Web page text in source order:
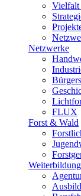
Netzwerke
FLUX
Forst & Wald
Weiterbildung